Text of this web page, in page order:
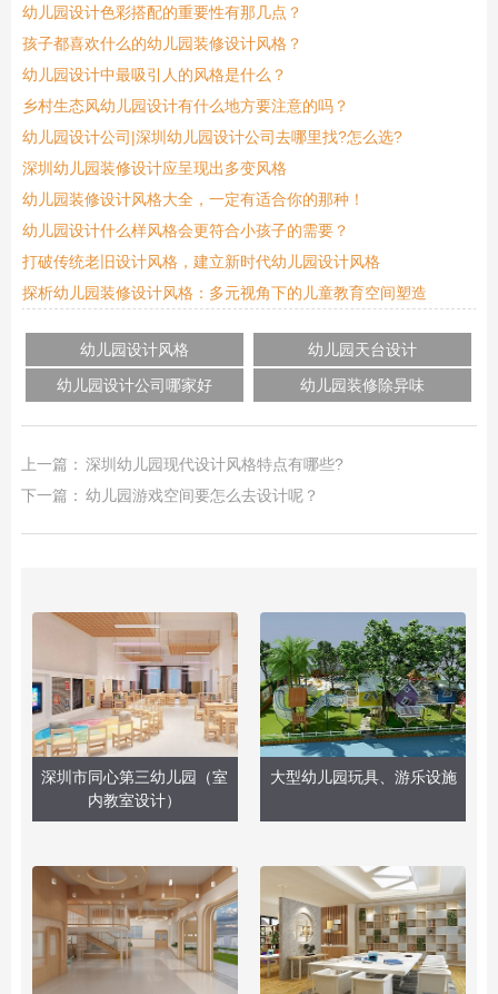
幼儿园设计色彩搭配的重要性有那几点？
孩子都喜欢什么的幼儿园装修设计风格？
​幼儿园设计中最吸引人的风格是什么？
乡村生态风幼儿园设计有什么地方要注意的吗？
幼儿园设计公司|深圳幼儿园设计公司去哪里找?怎么选?
深圳幼儿园装修设计应呈现出多变风格
幼儿园装修设计风格大全，一定有适合你的那种！
幼儿园设计什么样风格会更符合小孩子的需要？
打破传统老旧设计风格，建立新时代幼儿园设计风格
探析幼儿园装修设计风格：多元视角下的儿童教育空间塑造
幼儿园设计风格
幼儿园天台设计
幼儿园设计公司哪家好
幼儿园装修除异味
上一篇： 深圳幼儿园现代设计风格特点有哪些?
下一篇： 幼儿园游戏空间要怎么去设计呢？
深圳市同心第三幼儿园（室
内教室设计）
大型幼儿园玩具、游乐设施